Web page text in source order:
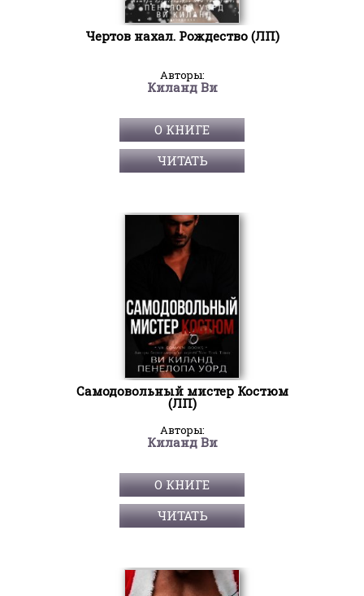
Чертов нахал. Рождество (ЛП)
Авторы:
Киланд Ви
О КНИГЕ
ЧИТАТЬ
Самодовольный мистер Костюм
(ЛП)
Авторы:
Киланд Ви
О КНИГЕ
ЧИТАТЬ